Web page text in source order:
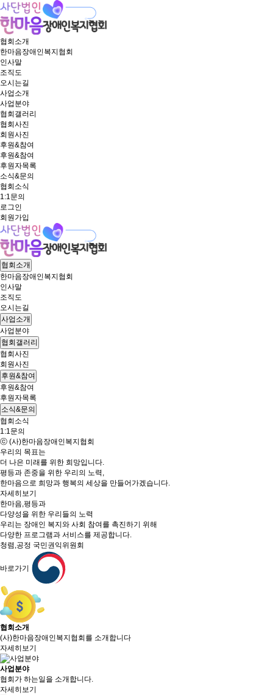
협회소개
한마음장애인복지협회
인사말
조직도
오시는길
사업소개
사업분야
협회갤러리
협회사진
회원사진
후원&참여
후원&참여
후원자목록
소식&문의
협회소식
1:1문의
로그인
회원가입
협회소개
한마음장애인복지협회
인사말
조직도
오시는길
사업소개
사업분야
협회갤러리
협회사진
회원사진
후원&참여
후원&참여
후원자목록
소식&문의
협회소식
1:1문의
ⓒ (사)한마음장애인복지협회
우리의 목표는
더 나은 미래를 위한 희망입니다.
평등과 존중을 위한 우리의 노력,
한마음으로 희망과 행복의 세상을 만들어가겠습니다.
자세히보기
한마음,평등과
다양성을 위한 우리들의 노력
우리는 장애인 복지와 사회 참여를 촉진하기 위해
다양한 프로그램과 서비스를 제공합니다.
청렴,공정 국민권익위원회
바로가기
협회소개
(사)한마음장애인복지협회를 소개합니다
자세히보기
사업분야
협회가 하는일을 소개합니다.
자세히보기